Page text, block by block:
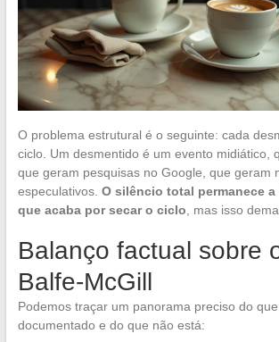
O problema estrutural é o seguinte: cada
ciclo. Um desmentido é um evento midiático,
que geram pesquisas no Google, que geram
especulativos. O silêncio total permanece
que acaba por secar o ciclo, mas isso
Balanço factual sobre
Balfe-McGill
Podemos traçar um panorama preciso do
documentado e do que não está: